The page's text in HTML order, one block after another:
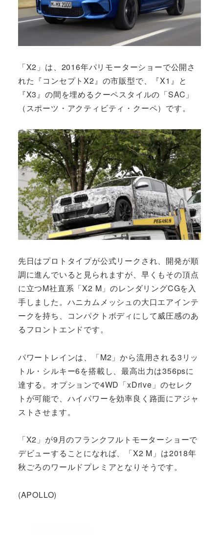
「X2」は、2016年パリモーターショーで公開さ
れた『コンセプトX2』の市販型で、『X1』と
『X3』の間を埋めるクーペスタイルの「SAC」
（スポーツ・アクティビティ・クーペ）です。
先日はプロトタイプが公式リークされ、開発が順
調に進んでいると見られますが、早くもその頂点
に立つM社直系「X2 M」のレンダリングCGを入
手しました。ハニカムメッシュの大口エアインテ
ークを持ち、コンパクトボディにして威圧感のあ
るフロントエンドです。
パワートレインは、「M2」から流用される3リッ
トル・シルキー6を搭載し、最高出力は356psに
達する。オプションで4WD「xDrive」のセレク
トが可能で、ハイパワーを効率良く路面にアジャ
ストさせます。
「X2」が9月のフランクフルトモーターショーで
デビューすることになれば、「X2 M」は2018年
秋ごろのワールドプレミアとなりそうです。
(APOLLO)